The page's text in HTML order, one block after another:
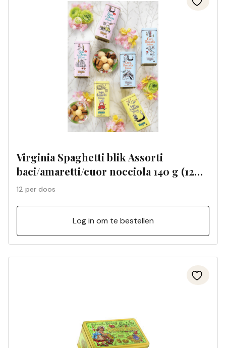
Virginia Spaghetti blik Assorti
baci/amaretti/cuor nocciola 140 g (12
per doos)
12 per doos
Log in om te bestellen